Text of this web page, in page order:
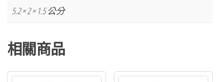
星
孔
耳
環
5.2 × 2 × 1.5 公分
相關商品